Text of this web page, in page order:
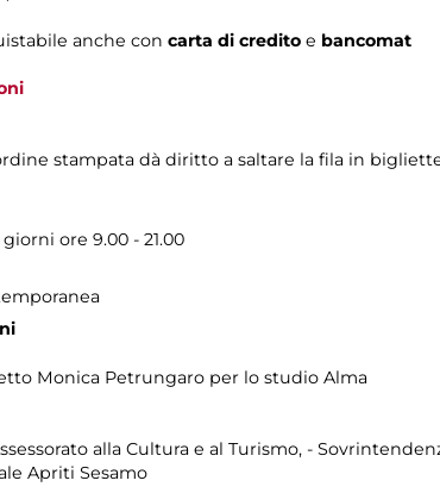
anche con carta di credito e bancomat
stampata dà diritto a saltare la fila in
ore 9.00 - 21.00
Monica Petrungaro per lo studio Alma
alla Cultura e al Turismo, -
Apriti Sesamo